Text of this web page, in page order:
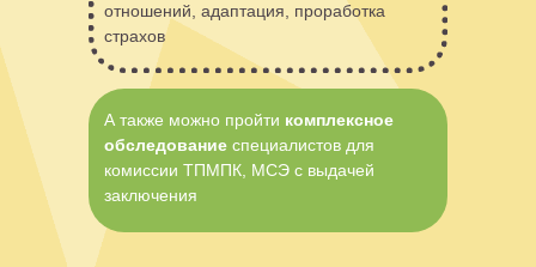
отношений, адаптация, проработка
страхов
А также можно пройти комплексное
обследование специалистов для
комиссии ТПМПК, МСЭ с выдачей
заключения